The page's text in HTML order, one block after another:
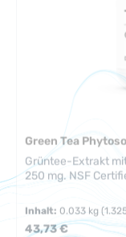
Green Tea
Grüntee-Extrakt
250 mg. NSF
Regulärer Preis:
43,73 €